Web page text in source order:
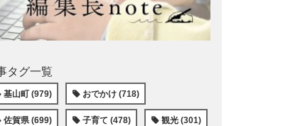
タグ一覧
基山町 (979) おでかけ (718)
佐賀県 (699) 子育て (478) 観光 (301)